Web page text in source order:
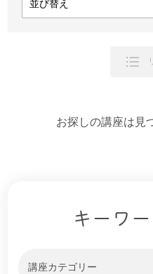
お探しの講座は見
キーワー
講座カテゴリー